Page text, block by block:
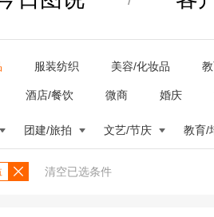
服装纺织 美容/化妆品
酒店/餐饮 微商 婚庆
团建/旅拍 文艺/节庆 教育/
清空已选条件